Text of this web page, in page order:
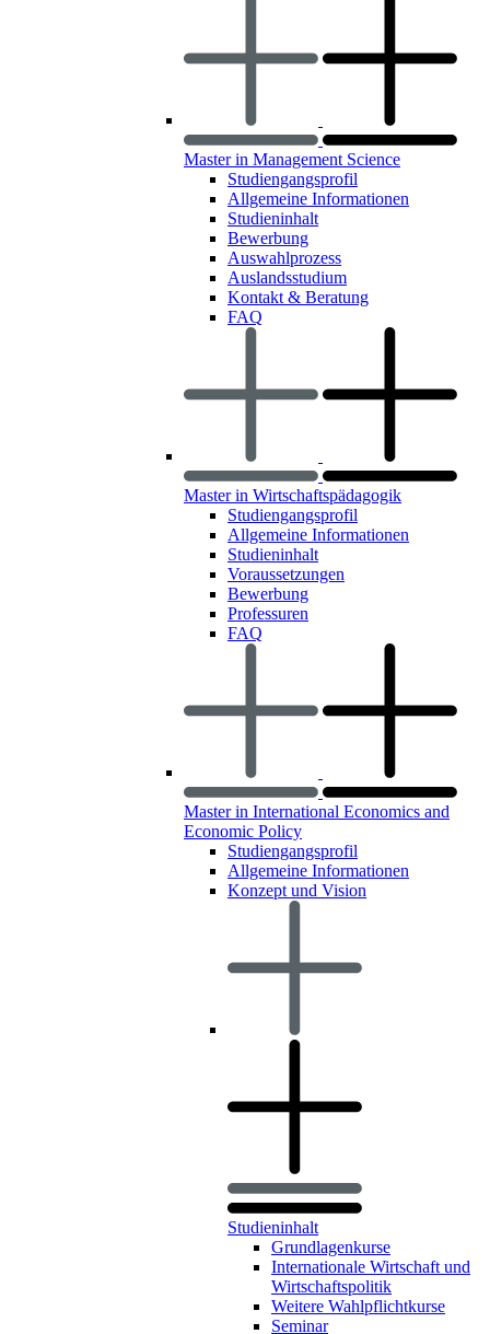
Master in Management Science
Studiengangsprofil
Allgemeine Informationen
Studieninhalt
Bewerbung
Auswahlprozess
Auslandsstudium
Kontakt & Beratung
FAQ
Master in Wirtschaftspädagogik
Studiengangsprofil
Allgemeine Informationen
Studieninhalt
Voraussetzungen
Bewerbung
Professuren
FAQ
Master in International Economics and
Economic Policy
Studiengangsprofil
Allgemeine Informationen
Konzept und Vision
Studieninhalt
Grundlagenkurse
Internationale Wirtschaft und
Wirtschaftspolitik
Weitere Wahlpflichtkurse
Seminar